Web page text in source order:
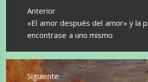
entradas
Anterior
Entrada
anterior:
«El amor después del amor» y la
encontrase a uno mismo
Siguiente